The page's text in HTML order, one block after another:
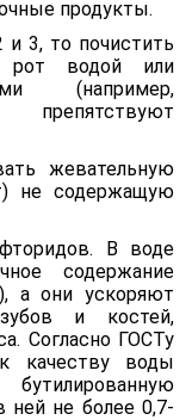
продукты.
и 3, то почистить
рот водой или
(например,
жевательную
не содержащую
В воде
содержание
а они ускоряют
и костей,
Согласно ГОСТу
качеству воды
бутилированную
ней не более 0,7-